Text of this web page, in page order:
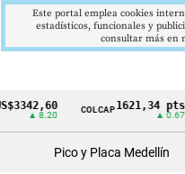
CintilloCOLCAP1621,34 pts
Pico y Placa Medellín
Este portal emplea cookies
estadísticos, funcionales y
consultar más en